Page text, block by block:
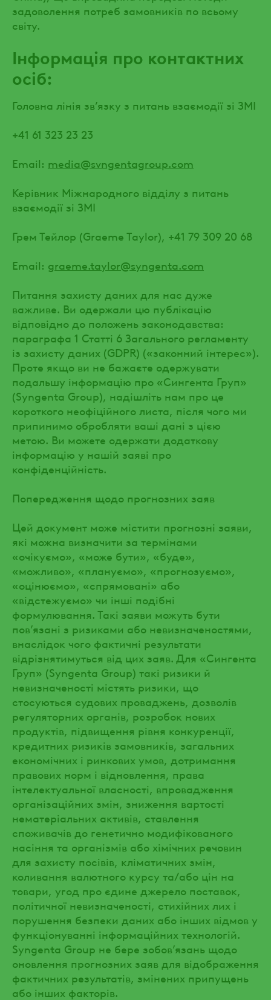
задоволення потреб замовників по всьому
світу.
Інформація про контактних
осіб:
Головна лінія зв’язку з питань взаємодії зі ЗМІ
+41 61 323 23 23
Email: media@svngentagroup.com
Керівник Міжнародного відділу з питань
взаємодії зі ЗМІ
Грем Тейлор (Graeme Taylor), +41 79 309 20 68
Email: graeme.taylor@syngenta.com
Питання захисту даних для нас дуже
важливе. Ви одержали цю публікацію
відповідно до положень законодавства:
параграфа 1 Статті 6 Загального регламенту
із захисту даних (GDPR) («законний інтерес»).
Проте якщо ви не бажаєте одержувати
подальшу інформацію про «Сингента Груп»
(Syngenta Group), надішліть нам про це
короткого неофіційного листа, після чого ми
припинимо обробляти ваші дані з цією
метою. Ви можете одержати додаткову
інформацію у нашій заяві про
конфіденційність.
Попередження щодо прогнозних заяв
Цей документ може містити прогнозні заяви,
які можна визначити за термінами
«очікуємо», «може бути», «буде»,
«можливо», «плануємо», «прогнозуємо»,
«оцінюємо», «спрямовані» або
«відстежуємо» чи інші подібні
формулювання. Такі заяви можуть бути
пов’язані з ризиками або невизначеностями,
внаслідок чого фактичні результати
відрізнятимуться від цих заяв. Для «Сингента
Груп» (Syngenta Group) такі ризики й
невизначеності містять ризики, що
стосуються судових проваджень, дозволів
регуляторних органів, розробок нових
продуктів, підвищення рівня конкуренції,
кредитних ризиків замовників, загальних
економічних і ринкових умов, дотримання
правових норм і відновлення, права
інтелектуальної власності, впровадження
організаційних змін, зниження вартості
нематеріальних активів, ставлення
споживачів до генетично модифікованого
насіння та організмів або хімічних речовин
для захисту посівів, кліматичних змін,
коливання валютного курсу та/або цін на
товари, угод про єдине джерело поставок,
політичної невизначеності, стихійних лих і
порушення безпеки даних або інших відмов у
функціонуванні інформаційних технологій.
Syngenta Group не бере зобов’язань щодо
оновлення прогнозних заяв для відображення
фактичних результатів, змінених припущень
або інших факторів.